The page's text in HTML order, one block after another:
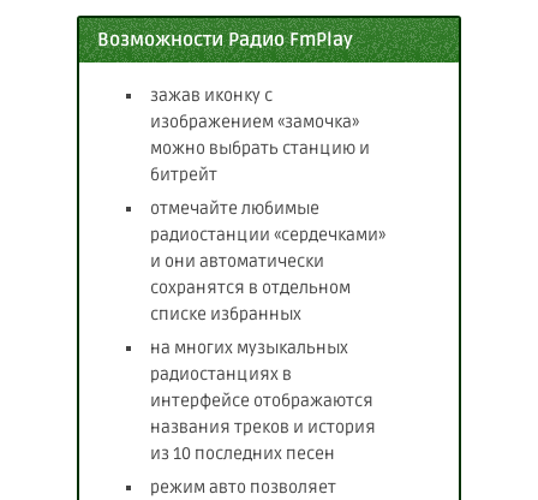
Возможности Радио FmPlay
зажав иконку с
изображением «замочка»
можно выбрать станцию и
битрейт
отмечайте любимые
радиостанции «сердечками»
и они автоматически
сохранятся в отдельном
списке избранных
на многих музыкальных
радиостанциях в
интерфейсе отображаются
названия треков и история
из 10 последних песен
режим авто позволяет